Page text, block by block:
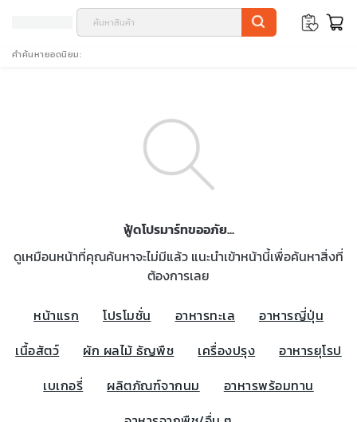
คำค้นหายอดนิยม
ฟู้ดโปรมาร์ทขออภัย...
ดูเหมือนหน้าที่คุณค้นหาจะไม่มีแล้ว แนะนำเข้าหน้านี้เพื่อค้นหาสิ่งที่
ต้องการเลย
หน้าแรก โปรโมชั่น อาหารทะเล
อาหารญี่ปุ่น
เนื้อสัตว์
ผัก ผลไม้ ธัญพืช เครื่องปรุง
อาหารยุโรป
เบเกอรี่
ผลิตภัณฑ์จากนม
อาหารพร้อมทาน